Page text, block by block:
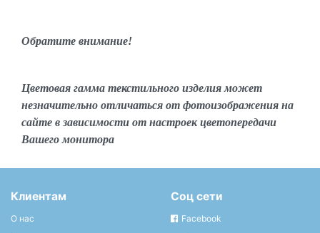
Обратите внимание!
Цветовая гамма текстильного изделия может
незначительно отличаться от фотоизображения на
сайте в зависимости от настроек цветопередачи
Вашего монитора
Клиентам
О нас
Соц сети
Facebook